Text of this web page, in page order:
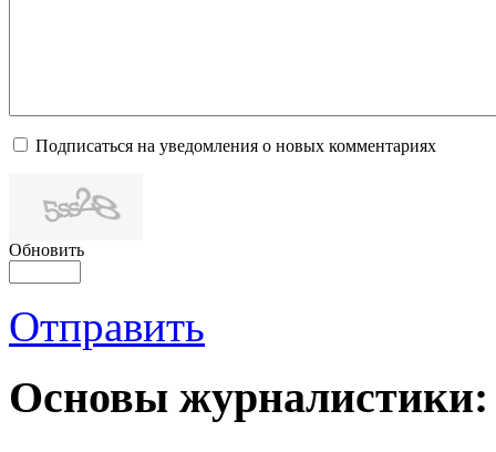
Подписаться на уведомления о новых комментариях
Обновить
Отправить
Основы журналистики: